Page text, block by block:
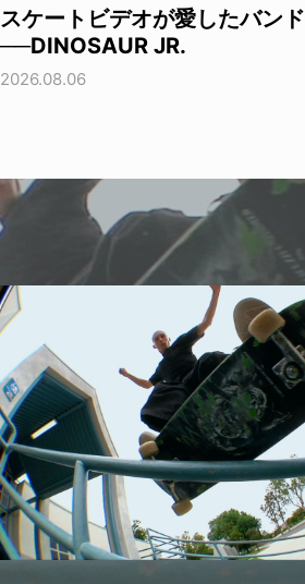
スケートビデオが愛したバンド
──DINOSAUR JR.
2026.08.06